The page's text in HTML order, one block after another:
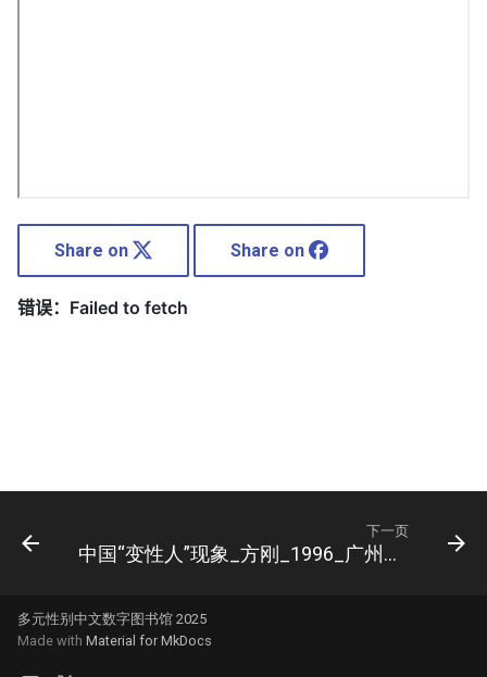
Share on Share on
下一页
中国“变性人”现象_方刚_1996_广州出版社
多元性别中文数字图书馆 2025
Made with Material for MkDocs